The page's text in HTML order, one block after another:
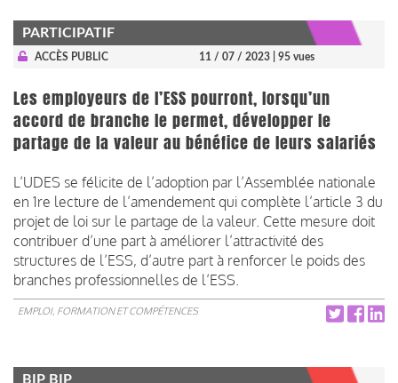
PARTICIPATIF
ACCÈS PUBLIC 11 / 07 / 2023 | 95 vues
Les employeurs de l’ESS pourront, lorsqu’un
accord de branche le permet, développer le
partage de la valeur au bénéfice de leurs salariés
L’UDES se félicite de l’adoption par l’Assemblée nationale
en 1re lecture de l’amendement qui complète l’article 3 du
projet de loi sur le partage de la valeur. Cette mesure doit
contribuer d’une part à améliorer l’attractivité des
structures de l’ESS, d’autre part à renforcer le poids des
branches professionnelles de l’ESS.
EMPLOI, FORMATION ET COMPÉTENCES
BIP BIP